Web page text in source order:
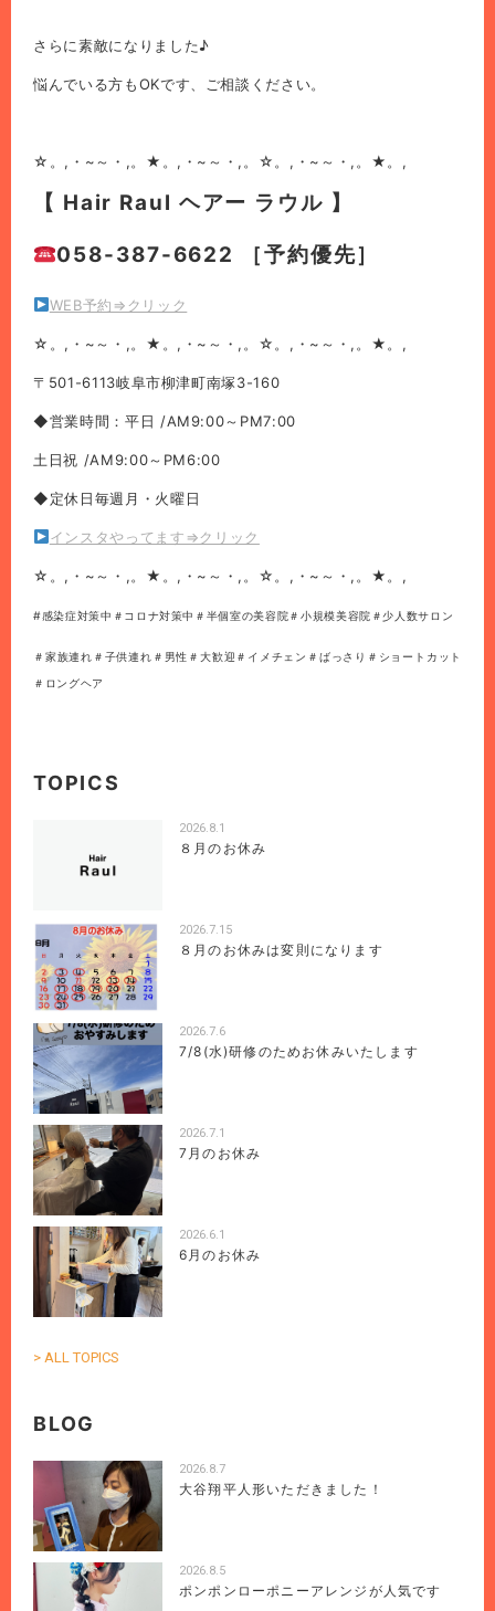
さらに素敵になりました♪
悩んでいる方もOKです、ご相談ください。
☆。,・~～・,。★。,・~～・,。☆。,・~～・,。★。,
【 Hair Raul ヘアー ラウル 】
058-387-6622 ［予約優先］
WEB予約⇒クリック
☆。,・~～・,。★。,・~～・,。☆。,・~～・,。★。,
〒501-6113岐阜市柳津町南塚3-160
◆営業時間：平日 /AM9:00～PM7:00
土日祝 /AM9:00～PM6:00
◆定休日毎週月・火曜日
インスタやってます⇒クリック
☆。,・~～・,。★。,・~～・,。☆。,・~～・,。★。,
#感染症対策中＃コロナ対策中＃半個室の美容院＃小規模美容院＃少人数サロン
＃家族連れ＃子供連れ＃男性＃大歓迎＃イメチェン＃ばっさり＃ショートカット
＃ロングヘア
TOPICS
2026.8.1
８月のお休み
2026.7.15
８月のお休みは変則になります
2026.7.6
7/8(水)研修のためお休みいたします
2026.7.1
7月のお休み
2026.6.1
6月のお休み
> ALL TOPICS
BLOG
2026.8.7
大谷翔平人形いただきました！
2026.8.5
ポンポンローポニーアレンジが人気です